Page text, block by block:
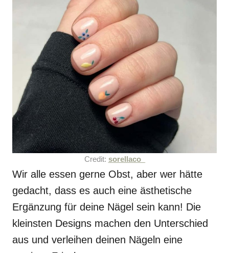
Credit: sorellaco_
Wir alle essen gerne Obst, aber wer hätte
gedacht, dass es auch eine ästhetische
Ergänzung für deine Nägel sein kann! Die
kleinsten Designs machen den Unterschied
aus und verleihen deinen Nägeln eine